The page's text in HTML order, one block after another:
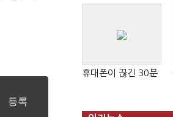
휴대폰이 끊긴 30분